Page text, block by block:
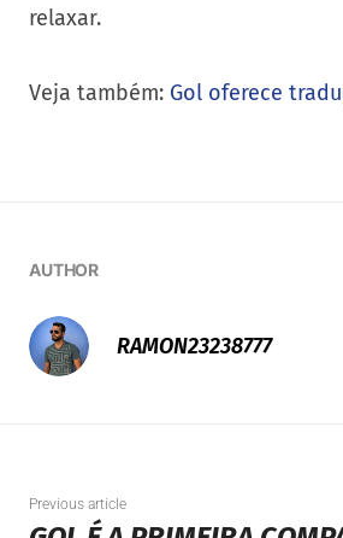
relaxar.
Veja também: Gol oferece
AUTHOR
RAMON23238777
Previous article